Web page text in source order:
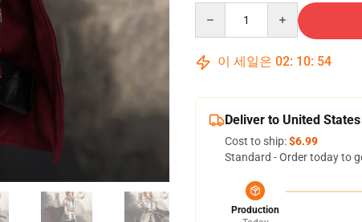
이 세일은 02: 10: 53
Deliver to United States
Cost to ship:$6.99
Standard - Order today to
Production